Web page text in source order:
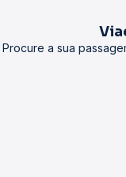
Procure a sua